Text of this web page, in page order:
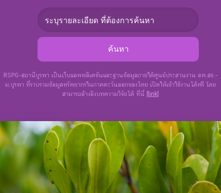
RSPG-สถานีบูรพา เป็นเว็บแอพพลิเคชันและฐานข้อมูลภายใต้ศูนย์ประสานงาน อพ.สธ.-
ม.บูรพา ที่รวบรวมข้อมูลทรัพยากรในภาคตะวันออกของไทย เปิดให้เข้าใช้งานได้ฟรี โดย
สามารถอ้างอิงบทความวิจัยได้ ที่นี่ [link]